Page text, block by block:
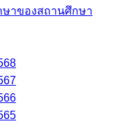
ษาของสถานศึกษา